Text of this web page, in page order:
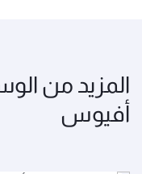
المزيد من
أفيوس